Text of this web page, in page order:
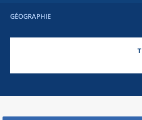
GÉOGRAPHIE